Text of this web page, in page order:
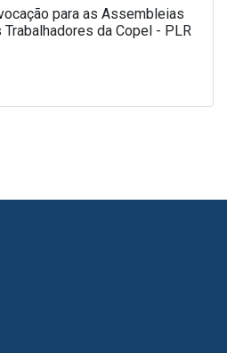
para as Assembleias
da Copel - PLR